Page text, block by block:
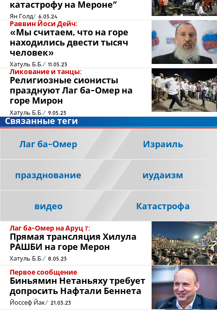
катастрофу на Мероне”
Ян Голд 6.03.24
Раввин Йоси Дейч:
«Мы считаем, что на горе
находились двести тысяч
человек»
Хатуль Б.Б. 11.05.23
Ликование и танцы:
Религиозные сионисты
празднуют Лаг ба-Омер на
горе Мирон
Хатуль Б.Б. 9.05.23
Лаг ба-Омер на Аруц 7:
Прямая трансляция Хилула
РАШБИ на горе Мерон
Хатуль Б.Б. 8.05.23
Первое сообщение
Биньямин Нетаньяху требует
допросить Нафтали Беннета
Йоссеф Йак 21.03.23
Связанные теги
Лаг ба-Омер Израиль
празднование иудаизм
видео Катастрофа